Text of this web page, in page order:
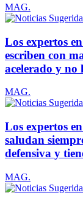
MAG.
Los expertos
escriben con
acelerado y no
MAG.
Los expertos
saludan
defensiva y
MAG.